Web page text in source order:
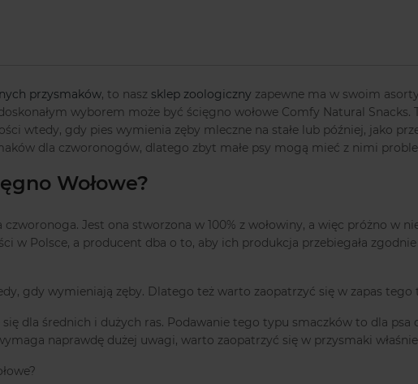
przysmaków, to nasz sklep zoologiczny zapewne ma w swoim
wyborem może być ścięgno wołowe Comfy Natural Snacks.
wtedy, gdy pies wymienia zęby mleczne na stałe lub później, jako
dla czworonogów, dlatego zbyt małe psy mogą mieć z nimi
Wołowe?
Jest ona stworzona w 100% z wołowiny, a więc próżno w
w Polsce, a producent dba o to, aby ich produkcja przebiegała
gdy wymieniają zęby. Dlatego też warto zaopatrzyć się w zapas tego
dla średnich i dużych ras. Podawanie tego typu smaczków to dla psa
naprawdę dużej uwagi, warto zaopatrzyć się w przysmaki